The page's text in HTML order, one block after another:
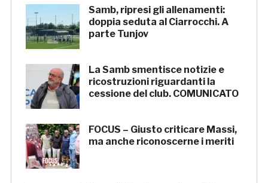
Samb, ripresi gli allenamenti:
doppia seduta al Ciarrocchi. A
parte Tunjov
La Samb smentisce notizie e
ricostruzioni riguardanti la
cessione del club. COMUNICATO
FOCUS – Giusto criticare Massi,
ma anche riconoscerne i meriti